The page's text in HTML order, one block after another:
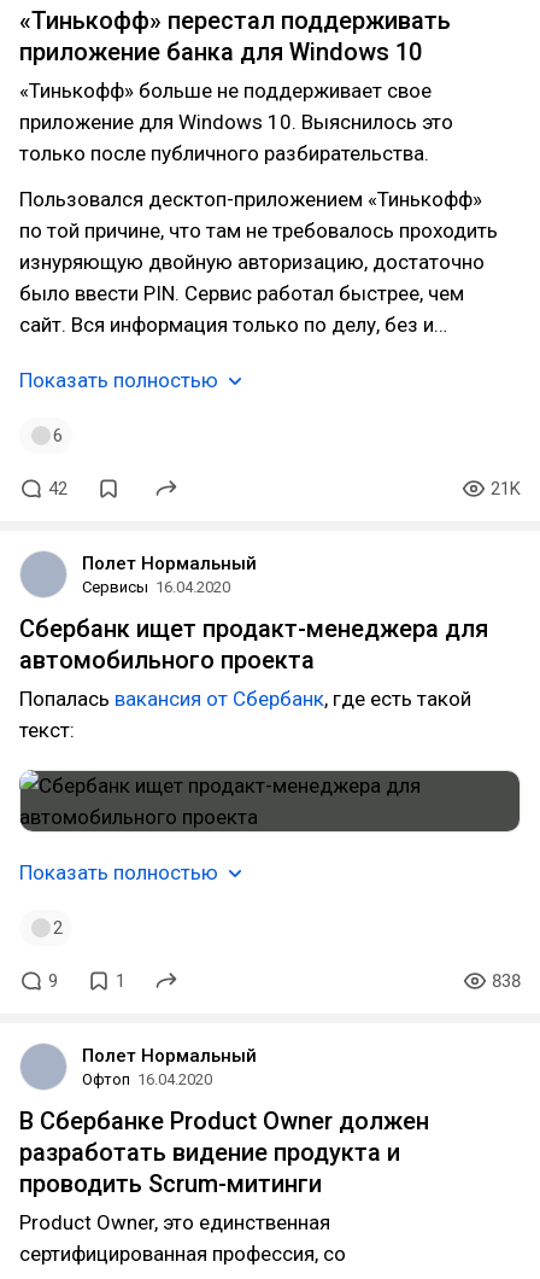
«Тинькофф» перестал поддерживать
приложение банка для Windows 10
«Тинькофф» больше не поддерживает свое
приложение для Windows 10. Выяснилось это
только после публичного разбирательства.
Пользовался десктоп-приложением «Тинькофф»
по той причине, что там не требовалось проходить
изнуряющую двойную авторизацию, достаточно
было ввести PIN. Сервис работал быстрее, чем
сайт. Вся информация только по делу, без и…
Показать полностью
6
42 21K
Полет Нормальный
Сервисы 16.04.2020
Сбербанк ищет продакт-менеджера для
автомобильного проекта
Попалась вакансия от Сбербанк, где есть такой
текст:
Показать полностью
2
9 1 838
Полет Нормальный
Офтоп 16.04.2020
В Сбербанке Product Owner должен
разработать видение продукта и
проводить Scrum-митинги
Product Owner, это единственная
сертифицированная профессия, со